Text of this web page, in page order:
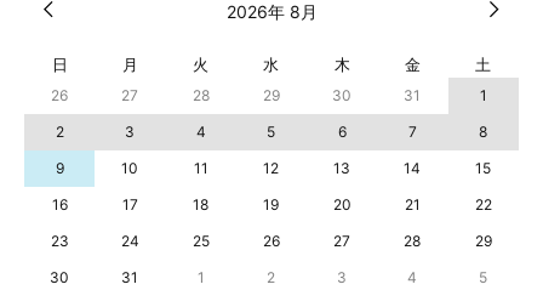
2026年 8月
日 月 火 水 木 金 土
26 27 28 29 30 31
1
2
3 4 5 6 7
8
9
10 11 12 13 14
15
16
17 18 19 20 21
22
23
24 25 26 27 28
29
30
31 1 2 3 4 5